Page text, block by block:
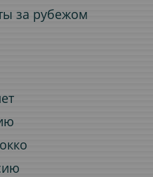
за рубежом